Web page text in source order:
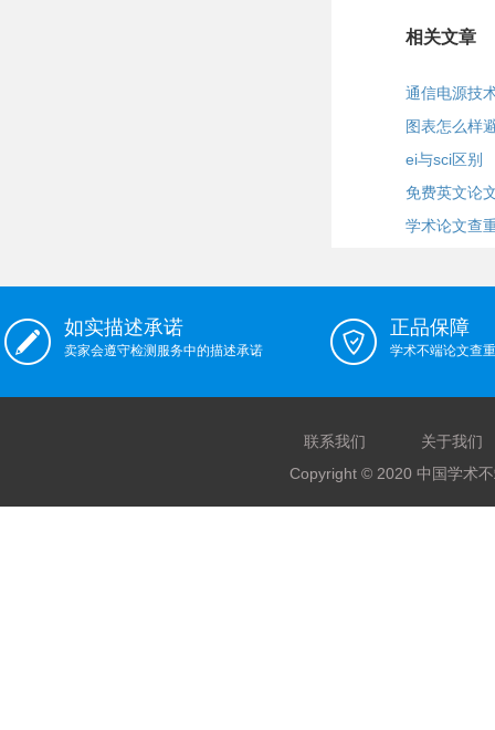
相关文章
通信电源技
图表怎么样
ei与sci区别
免费英文论
学术论文查
如实描述承诺
卖家会遵守检测服务中的描述承诺
正品保障
学术不端论文查
联系我们
关于我们
Copyright © 2020 中国学术